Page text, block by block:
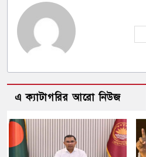
এ ক্যাটাগরির আরো নিউজ